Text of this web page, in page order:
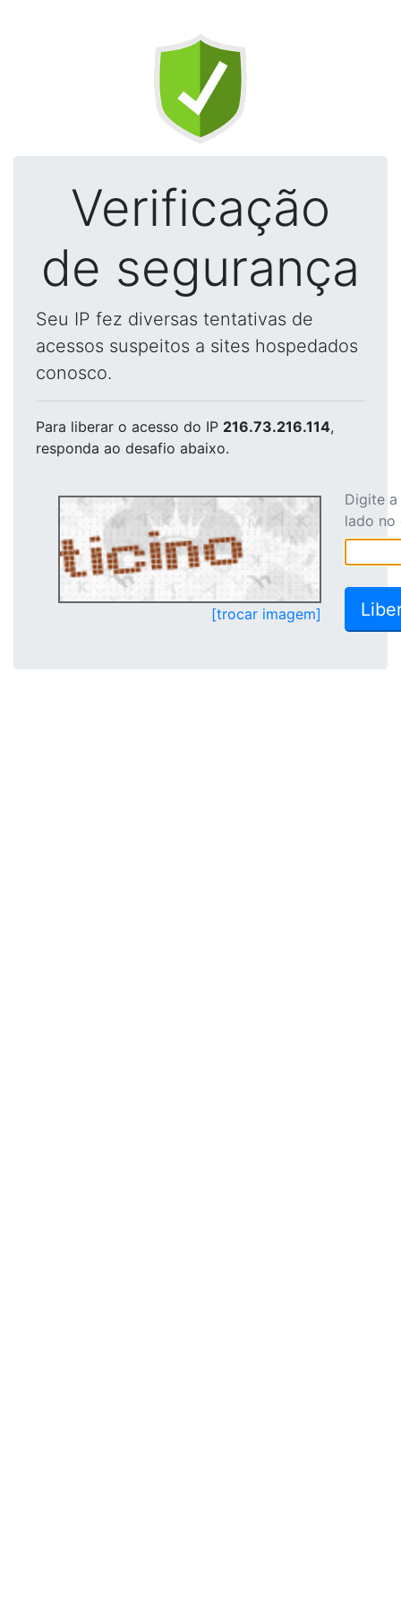
Verificação
de segurança
Seu IP fez diversas tentativas de
acessos suspeitos a sites hospedados
conosco.
Para liberar o acesso do IP 216.73.216.114,
responda ao desafio abaixo.
[trocar imagem]
Digite
lado no